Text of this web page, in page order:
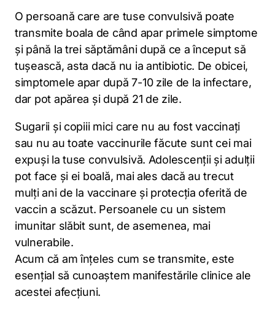
O persoană care are tuse convulsivă poate
transmite boala de când apar primele simptome
și până la trei săptămâni după ce a început să
tușească, asta dacă nu ia antibiotic. De obicei,
simptomele apar după 7-10 zile de la infectare,
dar pot apărea și după 21 de zile.
Sugarii și copiii mici care nu au fost vaccinați
sau nu au toate vaccinurile făcute sunt cei mai
expuși la tuse convulsivă. Adolescenții și adulții
pot face și ei boală, mai ales dacă au trecut
mulți ani de la vaccinare și protecția oferită de
vaccin a scăzut. Persoanele cu un sistem
imunitar slăbit sunt, de asemenea, mai
vulnerabile.
Acum că am înțeles cum se transmite, este
esențial să cunoaștem manifestările clinice ale
acestei afecțiuni.